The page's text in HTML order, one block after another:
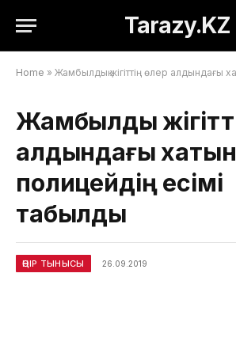
Tarazy.KZ
Home » Жамбылдық жігіттің өлер алдындағы хатынан үш
Жамбылдық
алдындағы
полицейдің есімі
табылды
ӨҢІР ТЫНЫСЫ 26.09.2019